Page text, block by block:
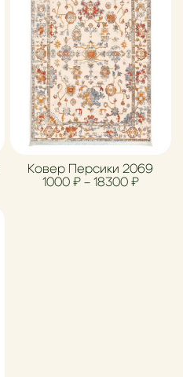
цен: 1000 ₽ – 18900 ₽
Ковер Персики 2069
1000 ₽ – 18300 ₽